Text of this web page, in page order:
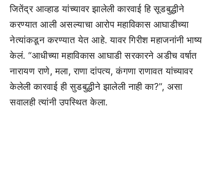
जितेंद्र आव्हाड यांच्यावर झालेली कारवाई हि सूडबुद्धीने
करण्यात आली असल्याचा आरोप महाविकास आघाडीच्या
नेत्यांकडून करण्यात येत आहे. यावर गिरीश महाजनांनी भाष्य
केलं. “आधीच्या महाविकास आघाडी सरकारने अडीच वर्षात
नारायण राणे, मला, राणा दांपत्य, कंगणा राणावत यांच्यावर
केलेली कारवाई ही सुडबुद्धीने झालेली नाही का?”, असा
सवालही त्यांनी उपस्थित केला.